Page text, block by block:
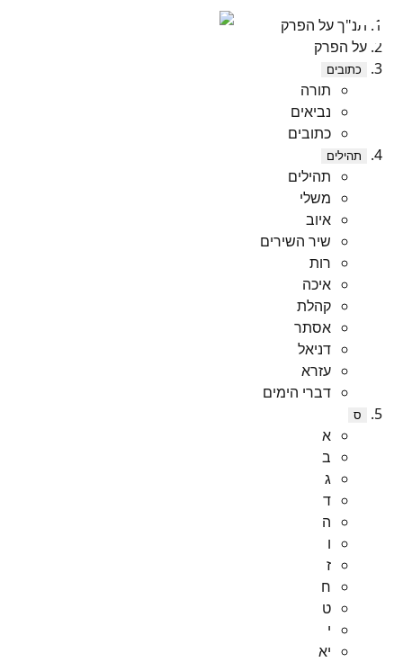
תנ"ך על הפרק
על הפרק
כתובים
תורה
נביאים
כתובים
תהילים
תהילים
משלי
איוב
שיר השירים
רות
איכה
קהלת
אסתר
דניאל
עזרא
דברי הימים
ס
א
ב
ג
ד
ה
ו
ז
ח
ט
י
יא